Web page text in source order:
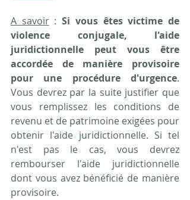
A savoir : Si vous êtes victime de
violence conjugale, l'aide
juridictionnelle peut vous être
accordée de manière provisoire
pour une procédure d'urgence.
Vous devrez par la suite justifier que
vous remplissez les conditions de
revenu et de patrimoine exigées pour
obtenir l'aide juridictionnelle. Si tel
n'est pas le cas, vous devrez
rembourser l'aide juridictionnelle
dont vous avez bénéficié de manière
provisoire.